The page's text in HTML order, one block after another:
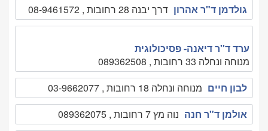
גולדמן ד"ר אהרון דרך יבנה 28 רחובות , 08-9461572
ערד ד''ר דיאנה- פסיכולוגית
מנוחה ונחלה 33 רחובות , 089362508
לבון חיים מנוחה ונחלה 18 רחובות , 03-9662077
אולמן ד"ר חנה נוה מץ 7 רחובות , 089362075